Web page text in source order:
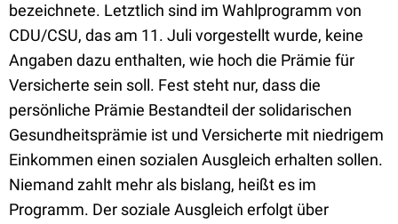
bezeichnete. Letztlich sind im Wahlprogramm von
CDU/CSU, das am 11. Juli vorgestellt wurde, keine
Angaben dazu enthalten, wie hoch die Prämie für
Versicherte sein soll. Fest steht nur, dass die
persönliche Prämie Bestandteil der solidarischen
Gesundheitsprämie ist und Versicherte mit niedrigem
Einkommen einen sozialen Ausgleich erhalten sollen.
Niemand zahlt mehr als bislang, heißt es im
Programm. Der soziale Ausgleich erfolgt über